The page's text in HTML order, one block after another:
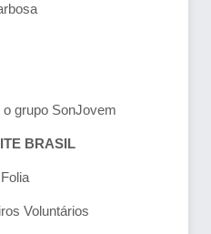
o grupo SonJovem
BRASIL
Voluntários